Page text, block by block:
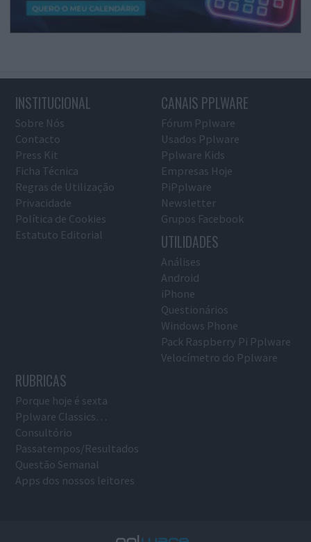
INSTITUCIONAL
Sobre Nós
Contacto
Press Kit
Ficha Técnica
Regras de Utilização
Privacidade
Política de Cookies
Estatuto Editorial
CANAIS PPLWARE
Fórum Pplware
Usados Pplware
Pplware Kids
Empresas Hoje
PiPplware
Newsletter
Grupos Facebook
UTILIDADES
Análises
Android
iPhone
Questionários
Windows Phone
Pack Raspberry Pi Pplware
Velocímetro do Pplware
RUBRICAS
Porque hoje é sexta
Pplware Classics…
Consultório
Passatempos/Resultados
Questão Semanal
Apps dos nossos leitores